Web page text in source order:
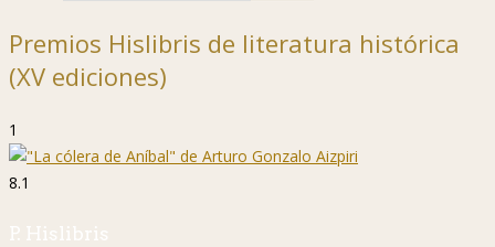
Premios Hislibris de literatura histórica
(XV ediciones)
1
8.1
P. Hislibris